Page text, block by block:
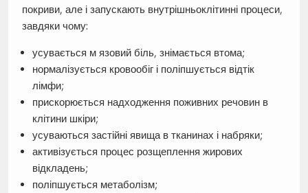
покриви, але і запускають внутрішньоклітинні процеси,
завдяки чому:
усувається м язовий біль, знімається втома;
нормалізується кровообіг і поліпшується відтік
лімфи;
прискорюється надходження поживних речовин в
клітини шкіри;
усуваються застійні явища в тканинах і набряки;
активізується процес розщеплення жирових
відкладень;
поліпшується метаболізм;